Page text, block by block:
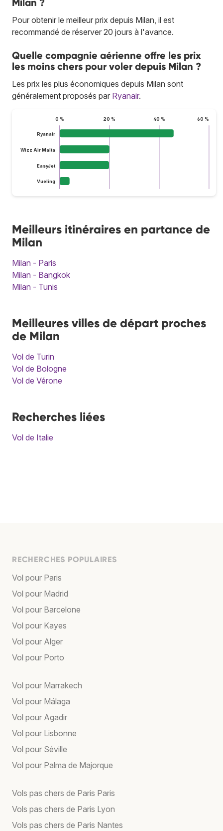
Milan ?
Pour obtenir le meilleur prix depuis Milan, il est
recommandé de réserver 20 jours à l'avance.
Quelle compagnie aérienne offre les prix
les moins chers pour voler depuis Milan ?
Les prix les plus économiques depuis Milan sont
généralement proposés par Ryanair.
0 % 20 % 40 % 60 %
Ryanair
Wizz Air Malta
EasyJet
Vueling
Meilleurs itinéraires en partance de
Milan
Milan - Paris
Milan - Bangkok
Milan - Tunis
Meilleures villes de départ proches
de Milan
Vol de Turin
Vol de Bologne
Vol de Vérone
Recherches liées
Vol de Italie
RECHERCHES POPULAIRES
Vol pour Paris
Vol pour Madrid
Vol pour Barcelone
Vol pour Kayes
Vol pour Alger
Vol pour Porto
Vol pour Marrakech
Vol pour Málaga
Vol pour Agadir
Vol pour Lisbonne
Vol pour Séville
Vol pour Palma de Majorque
Vols pas chers de Paris Paris
Vols pas chers de Paris Lyon
Vols pas chers de Paris Nantes